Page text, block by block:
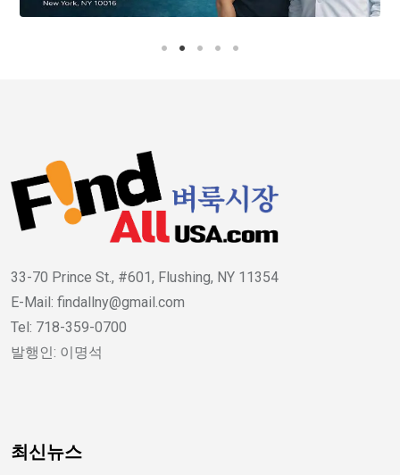
33-70 Prince St., #601, Flushing, NY 11354
E-Mail: findallny@gmail.com
Tel: 718-359-0700
발행인: 이명석
최신뉴스